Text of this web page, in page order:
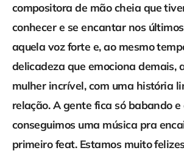
compositora de mão cheia que
conhecer e se encantar nos
aquela voz forte e, ao mesmo
delicadeza que emociona demais,
mulher incrível, com uma história
relação. A gente fica só babando e
conseguimos uma música pra
primeiro feat. Estamos muito